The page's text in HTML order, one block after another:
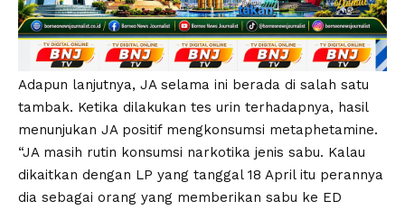
Adapun lanjutnya, JA selama ini berada di salah satu
tambak. Ketika dilakukan tes urin terhadapnya, hasil
menunjukan JA positif mengkonsumsi metaphetamine.
“JA masih rutin konsumsi narkotika jenis sabu. Kalau
dikaitkan dengan LP yang tanggal 18 April itu perannya
dia sebagai orang yang memberikan sabu ke ED